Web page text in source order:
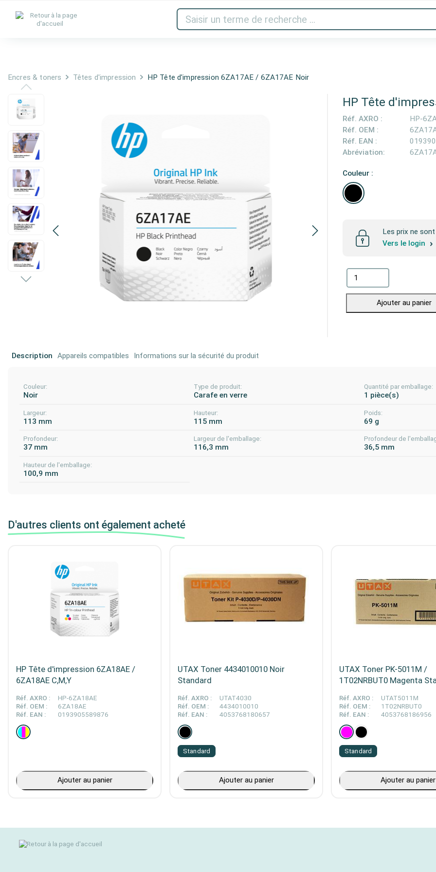
Audio et vidéo Imprimantes & scanner
Encres & toners Têtes d'impression HP Tête d'impression 6ZA17AE / 6ZA17AE Noir
HP Tête
Réf. AXRO :
HP-
Réf. OEM :
Réf. EAN :
Abréviation:
Couleur :
Les prix ne
Vers le login
Ajouter au panier
Description Appareils compatibles Informations sur la sécurité du produit
Couleur:
Noir
Type de produit:
Carafe en verre
Quantité par emballage:
1 pièce(s)
Largeur:
113 mm
Hauteur:
115 mm
Poids:
69 g
Profondeur:
37 mm
Largeur de l'emballage:
116,3 mm
Profondeur de
36,5 mm
Hauteur de l'emballage:
100,9 mm
D'autres clients ont également acheté
HP Tête d'impression 6ZA18AE /
6ZA18AE C,M,Y
Réf. AXRO :
HP-6ZA18AE
Réf. OEM :
6ZA18AE
Réf. EAN :
0193905589876
Ajouter au panier
UTAX Toner 4434010010 Noir
Standard
Réf. AXRO :
UTAT4030
Réf. OEM :
4434010010
Réf. EAN :
4053768180657
Standard
Ajouter au panier
UTAX Toner PK-5011M /
1T02NRBUT0 Magenta
Réf. AXRO :
UTAT5011M
Réf. OEM :
1T02NRBUT0
Réf. EAN :
4053768186956
Standard
Ajouter au panier